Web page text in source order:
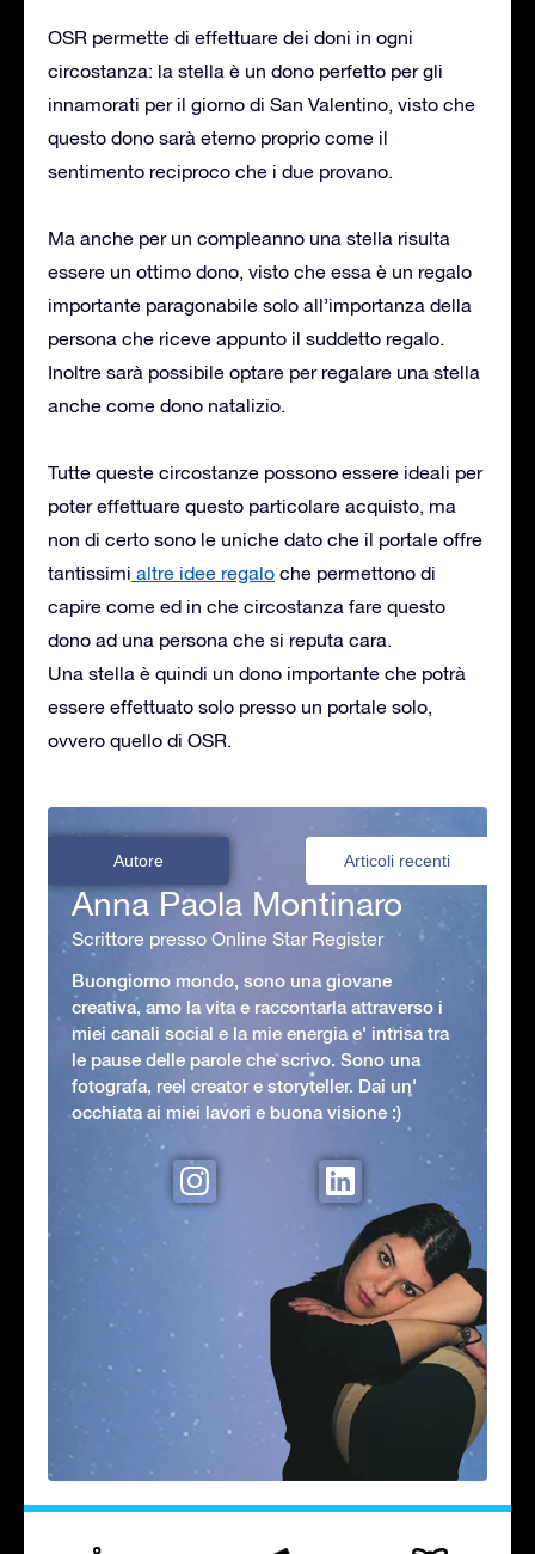
OSR permette di effettuare dei doni in ogni
circostanza: la stella è un dono perfetto per gli
innamorati per il giorno di San Valentino, visto che
questo dono sarà eterno proprio come il
sentimento reciproco che i due provano.
Ma anche per un compleanno una stella risulta
essere un ottimo dono, visto che essa è un regalo
importante paragonabile solo all’importanza della
persona che riceve appunto il suddetto regalo.
Inoltre sarà possibile optare per regalare una stella
anche come dono natalizio.
Tutte queste circostanze possono essere ideali per
poter effettuare questo particolare acquisto, ma
non di certo sono le uniche dato che il portale offre
tantissimi altre idee regalo che permettono di
capire come ed in che circostanza fare questo
dono ad una persona che si reputa cara.
Una stella è quindi un dono importante che potrà
essere effettuato solo presso un portale solo,
ovvero quello di OSR.
Autore Articoli recenti
Anna Paola Montinaro
Scrittore presso Online Star Register
Buongiorno mondo, sono una giovane
creativa, amo la vita e raccontarla attraverso i
miei canali social e la mie energia e' intrisa tra
le pause delle parole che scrivo. Sono una
fotografa, reel creator e storyteller. Dai un'
occhiata ai miei lavori e buona visione :)